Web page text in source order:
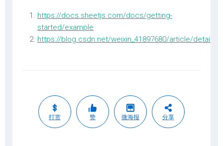
https://docs.sheetjs.com/docs/getting-
started/example
https://blog.csdn.net/weixin_41897680/article/details/
打赏 赞 微海报 分享